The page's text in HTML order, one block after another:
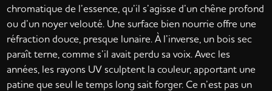
chromatique de l’essence, qu’il s’agisse d’un chêne profond
ou d’un noyer velouté. Une surface bien nourrie offre une
réfraction douce, presque lunaire. À l’inverse, un bois sec
paraît terne, comme s’il avait perdu sa voix. Avec les
années, les rayons UV sculptent la couleur, apportant une
patine que seul le temps long sait forger. Ce n’est pas un